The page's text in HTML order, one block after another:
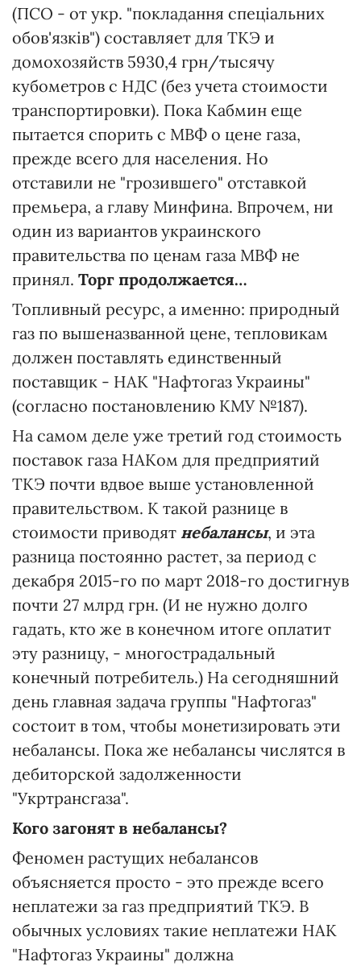
(ПСО - от укр. "покладання спеціальних
обов'язків") составляет для ТКЭ и
домохозяйств 5930,4 грн/тысячу
кубометров с НДС (без учета стоимости
транспортировки). Пока Кабмин еще
пытается спорить с МВФ о цене газа,
прежде всего для населения. Но
отставили не "грозившего" отставкой
премьера, а главу Минфина. Впрочем, ни
один из вариантов украинского
правительства по ценам газа МВФ не
принял. Торг продолжается…
Топливный ресурс, а именно: природный
газ по вышеназванной цене, тепловикам
должен поставлять единственный
поставщик - НАК "Нафтогаз Украины"
(согласно постановлению КМУ №187).
На самом деле уже третий год стоимость
поставок газа НАКом для предприятий
ТКЭ почти вдвое выше установленной
правительством. К такой разнице в
стоимости приводят небалансы, и эта
разница постоянно растет, за период с
декабря 2015-го по март 2018-го достигнув
почти 27 млрд грн. (И не нужно долго
гадать, кто же в конечном итоге оплатит
эту разницу, - многострадальный
конечный потребитель.) На сегодняшний
день главная задача группы "Нафтогаз"
состоит в том, чтобы монетизировать эти
небалансы. Пока же небалансы числятся в
дебиторской задолженности
"Укртрансгаза".
Кого загонят в небалансы?
Феномен растущих небалансов
объясняется просто - это прежде всего
неплатежи за газ предприятий ТКЭ. В
обычных условиях такие неплатежи НАК
"Нафтогаз Украины" должна